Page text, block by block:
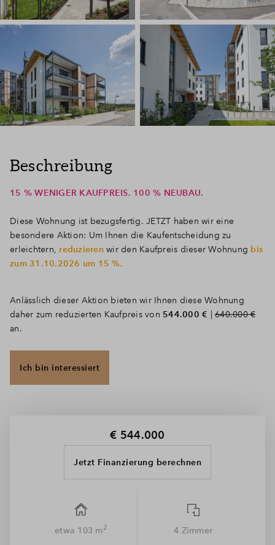
Beschreibung
15 % WENIGER KAUFPREIS. 100 % NEUBAU.
Diese Wohnung ist bezugsfertig. JETZT haben wir eine
besondere Aktion: Um Ihnen die Kaufentscheidung zu
erleichtern, reduzierenwir den Kaufpreis dieser Wohnung bis
zum 31.10.2026 um 15 %.
Anlässlich dieser Aktion bieten wir Ihnen diese Wohnung
daher zum reduzierten Kaufpreis von 544.000 € | 640.000€
an.
Ich bin interessiert
€ 544.000
Jetzt Finanzierung berechnen
etwa 103 m2 4 Zimmer